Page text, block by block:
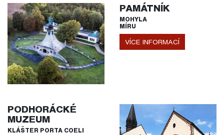
PAMÁTNÍK
MOHYLA
MÍRU
VÍCE INFORMACÍ
PODHORÁCKÉ
MUZEUM
KLÁŠTER PORTA COELI